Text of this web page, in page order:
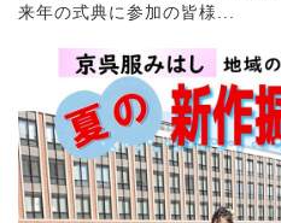
来年の式典に参加の皆様...